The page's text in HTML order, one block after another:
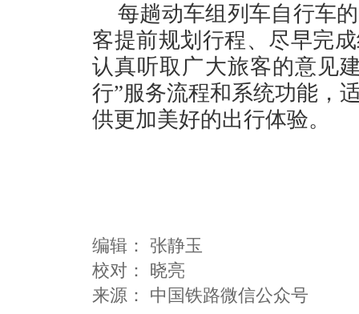
每趟动车组列车自行车
客提前规划行程、尽早完
认真听取广大旅客的意见
行”服务流程和系统功能，
供更加美好的出行体验。
编辑： 张静玉
校对： 晓亮